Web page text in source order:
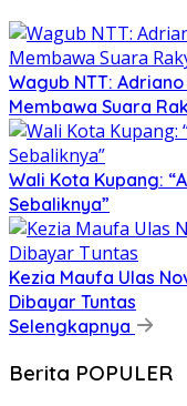
Wagub NTT:
Membawa Suara
Wali Kota Kupang:
Sebaliknya”
Kezia Maufa Ulas
Dibayar Tuntas
Selengkapnya
Berita POPULER